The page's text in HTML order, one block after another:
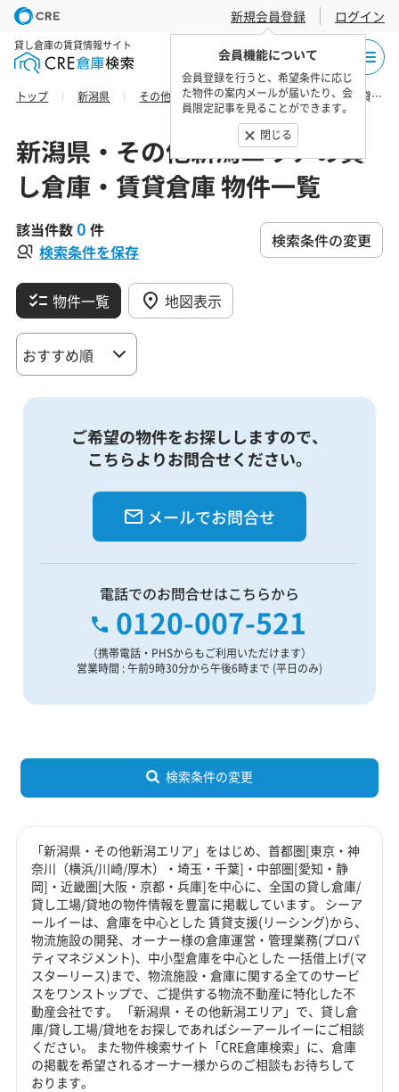
新規会員登録
会員機能について
会員登録を行うと、希望条件に応じ
た物件の案内メールが届いたり、会
員限定記事を見ることができます。
閉じる
ログイン
貸し倉庫の賃貸情報サイト
トップ 新潟県 その他新潟エリア 三島郡の貸し倉庫・賃貸倉庫 物件一覧
新潟県・その他新潟エリアの貸
し倉庫・賃貸倉庫 物件一覧
該当件数0 件
検索条件を保存
検索条件の変更
物件一覧 地図表示
ご希望の物件をお探ししますので、
こちらよりお問合せください。
メールでお問合せ
電話でのお問合せはこちらから
0120-007-521
（携帯電話・PHSからもご利用いただけます）
営業時間 : 午前9時30分から午後6時まで (平日のみ)
検索条件の変更
「新潟県・その他新潟エリア」をはじめ、首都圏[東京・神
奈川（横浜/川崎/厚木）・埼玉・千葉]・中部圏[愛知・静
岡]・近畿圏[大阪・京都・兵庫]を中心に、全国の貸し倉庫/
貸し工場/貸地の物件情報を豊富に掲載しています。 シーア
ールイーは、倉庫を中心とした 賃貸支援(リーシング)から、
物流施設の開発、オーナー様の倉庫運営・管理業務(プロパ
ティマネジメント)、中小型倉庫を中心とした 一括借上げ(マ
スターリース)まで、物流施設・倉庫に関する全てのサービ
スをワンストップで、ご提供する物流不動産に特化した不
動産会社です。 「新潟県・その他新潟エリア」で、貸し倉
庫/貸し工場/貸地をお探しであればシーアールイーにご相談
ください。 また物件検索サイト「CRE倉庫検索」に、倉庫
の掲載を希望されるオーナー様からのご相談もお待ちして
おります。